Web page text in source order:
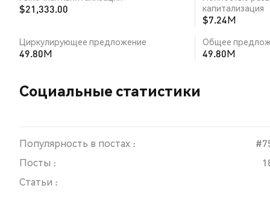
$21,333.00
капитализация
$7.24M
Циркулирующее предложение
49.80M
Общее
49.80M
Социальные статистики
Популярность в постах :
Посты :
Статьи :